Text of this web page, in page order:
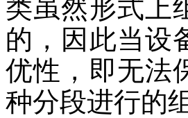
类虽然形式上
的，因此当设
优性，即无法
种分段进行的